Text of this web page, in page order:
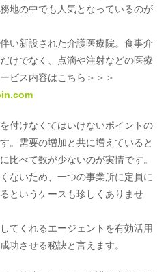
地の中でも人気となっているのが
い新設された介護医療院。食事介
けでなく、点滴や注射などの医療
ビス内容はこちら＞＞＞
付けなくてはいけないポイントの
。需要の増加と共に増えていると
比べて数が少ないのが実情です。
ないため、一つの事業所に定員に
というケースも珍しくありませ
てくれるエージェントを有効活用
功させる秘訣と言えます。